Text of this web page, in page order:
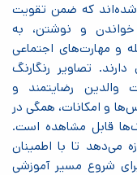
تقویت
به
و
در
است.
آموزشی